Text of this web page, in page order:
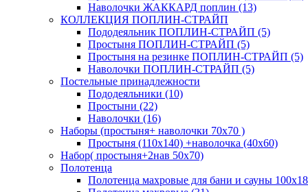
Наволочки ЖАККАРД поплин (13)
КОЛЛЕКЦИЯ ПОПЛИН-СТРАЙП
Пододеяльник ПОПЛИН-СТРАЙП (5)
Простыня ПОПЛИН-СТРАЙП (5)
Простыня на резинке ПОПЛИН-СТРАЙП (5)
Наволочки ПОПЛИН-СТРАЙП (5)
Постельные принадлежности
Пододеяльники (10)
Простыни (22)
Наволочки (16)
Наборы (простыня+ наволочки 70х70 )
Простыня (110х140) +наволочка (40х60)
Набор( простыня+2нав 50х70)
Полотенца
Полотенца махровые для бани и сауны